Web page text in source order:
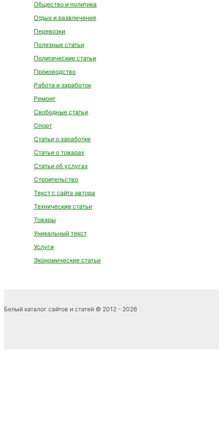
Общество и политика
Отдых и развлечения
Перевозки
Полезные статьи
Политические статьи
Производство
Работа и заработок
Ремонт
Свободные статьи
Спорт
Статьи о заработке
Статьи о товарах
Статьи об услугах
Строительство
Текст с сайта автора
Технические статьи
Товары
Уникальный текст
Услуги
Экономические статьи
Белый каталог сайтов и статей © 2012 - 2026